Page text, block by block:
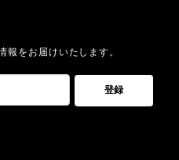
報をお届けいたします。
登録